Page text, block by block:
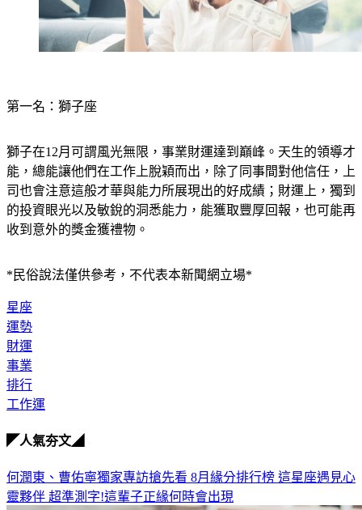
第一名：獅子座
獅子在12月可謂風光無限，事業財運達到巔峰。天生的領導才
能，總能讓他們在工作上脫穎而出，除了同事間對他信任，上
司也會注意這般才華與能力所展現出的好成績；財運上，獨到
的投資眼光以及敏銳的洞悉能力，能獲取豐厚回報，也可能再
收到意外的獎金獲禮物。
*民俗說法僅供參考，不代表本新聞網立場*
星座
運勢
財運
事業
排行
工作運
◤人氣夯文◢
何潤東、曹佑寧獨家專訪搶先看 8月緣分排行榜 這星座遇見心
靈夥伴 超準測字!這輩子正緣何時會出現